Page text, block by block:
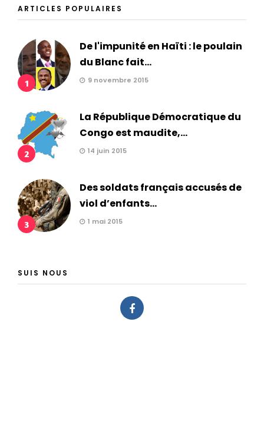
ARTICLES POPULAIRES
1
De l'impunité en Haïti : le poulain
du Blanc fait...
9 novembre 2015
2
La République Démocratique du
Congo est maudite,...
14 juin 2015
3
Des soldats français accusés de
viol d’enfants...
1 mai 2015
SUIS NOUS